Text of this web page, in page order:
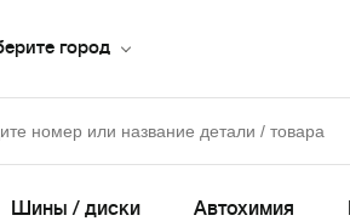
город
Шины / диски Автохимия